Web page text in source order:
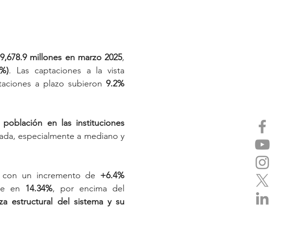
millones en marzo 2025,
. Las captaciones a la vista
a plazo subieron 9.2%
en las instituciones
especialmente a mediano y
un incremento de +6.4%
en 14.34%, por encima del
estructural del sistema y su